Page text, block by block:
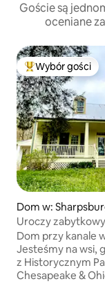
Goście są
oceniane
Wybór gości
Dom w:
Uroczy
C&O Potomac
Dom przy kanale
Jesteśmy na wsi,
z Historycznym
Chesapeake &